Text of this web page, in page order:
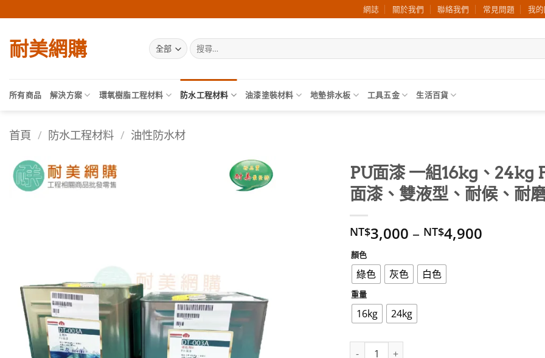
to
content
網誌 關於我們 聯絡我們 常見問題 我
耐美網購
搜
尋
鍵
字:
所有商品 解決方案 環氧樹脂工程材料 防水工程材料 油漆塗裝材料 地墊排水板 工具五金 生活百貨
首頁 / 防水工程材料 / 油性防水材
PU面漆 一組16kg、24kg
面漆、雙液型、耐候、耐
NT$3,000 – NT$4,900
顏色
綠色 灰色 白色
重量
16kg 24kg
PU面漆 一組16kg、24kg PU專用面漆、雙液型、